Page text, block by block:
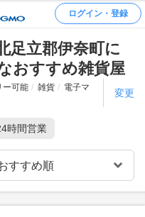
ログイン・登録
足立郡伊奈町に
おすすめ雑貨屋
ー可能 雑貨
電子マ
変更
時間営業